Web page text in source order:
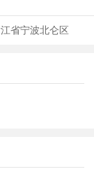
省宁波北仑区